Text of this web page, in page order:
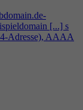
[...] s
4-Adresse), AAAA